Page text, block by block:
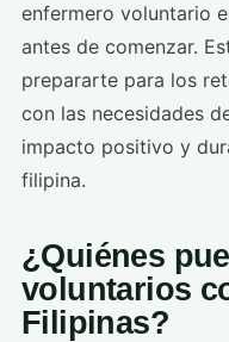
enfermero voluntario
antes de comenzar.
prepararte para los
con las necesidades
impacto positivo y
filipina.
¿Quiénes
voluntarios
Filipinas?